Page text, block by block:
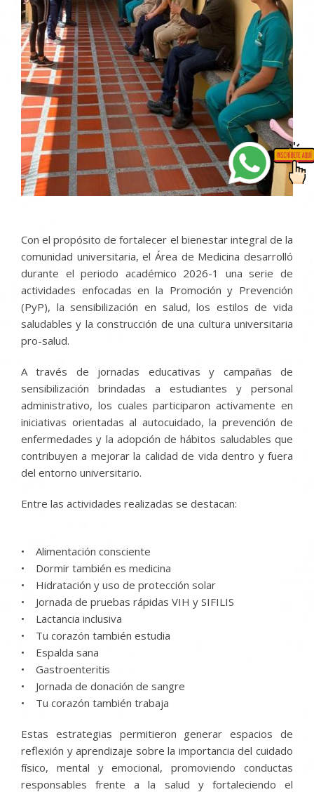
Con el propósito de fortalecer el bienestar integral de la
comunidad universitaria, el Área de Medicina desarrolló
durante el periodo académico 2026-1 una serie de
actividades enfocadas en la Promoción y Prevención
(PyP), la sensibilización en salud, los estilos de vida
saludables y la construcción de una cultura universitaria
pro-salud.
A través de jornadas educativas y campañas de
sensibilización brindadas a estudiantes y personal
administrativo, los cuales participaron activamente en
iniciativas orientadas al autocuidado, la prevención de
enfermedades y la adopción de hábitos saludables que
contribuyen a mejorar la calidad de vida dentro y fuera
del entorno universitario.
Entre las actividades realizadas se destacan:
• Alimentación consciente
• Dormir también es medicina
• Hidratación y uso de protección solar
• Jornada de pruebas rápidas VIH y SIFILIS
• Lactancia inclusiva
• Tu corazón también estudia
• Espalda sana
• Gastroenteritis
• Jornada de donación de sangre
• Tu corazón también trabaja
Estas estrategias permitieron generar espacios de
reflexión y aprendizaje sobre la importancia del cuidado
físico, mental y emocional, promoviendo conductas
responsables frente a la salud y fortaleciendo el